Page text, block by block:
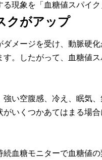
現象を「血糖値スパイク
クがアップ
メージを受け、動脈硬
。したがって、血糖値
い空腹感、冷え、眠気
いくつかあてはまる場
血糖モニターで血糖値の